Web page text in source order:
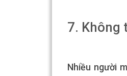
7. Không
Nhiều người